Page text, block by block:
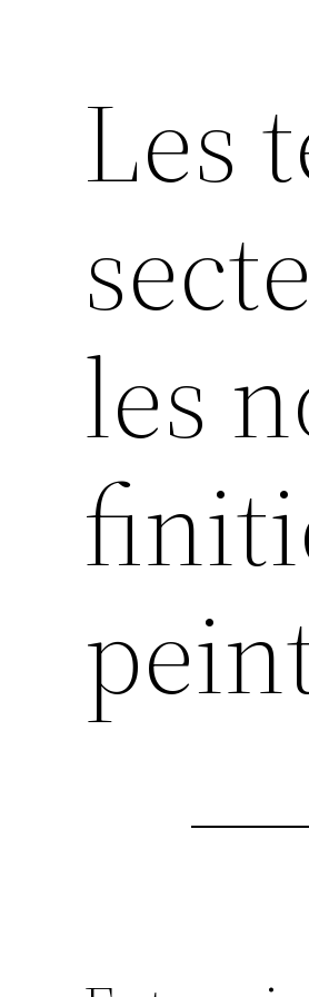
Les
les